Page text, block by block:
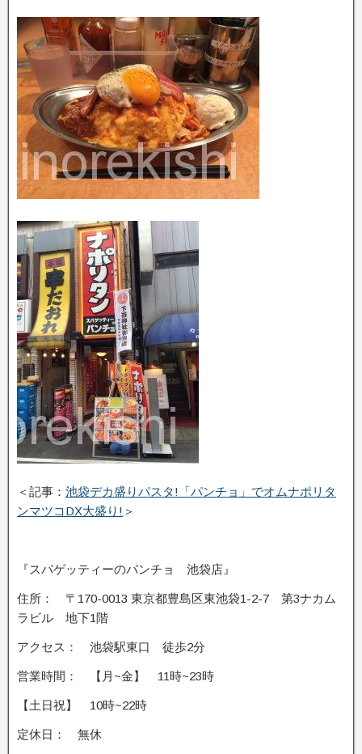
＜記事： 池袋デカ盛りパスタ!「パンチョ」でオムナポリタ
ンマツコDX大盛り! ＞
『スパゲッティーのパンチョ 池袋店』
住所： 〒170-0013 東京都豊島区東池袋1-2-7 第3ナカム
ラビル 地下1階
アクセス： 池袋駅東口 徒歩2分
営業時間： 【月~金】 11時~23時
【土日祝】 10時~22時
定休日： 無休